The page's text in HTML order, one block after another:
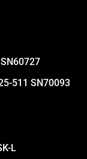
511 SN70093
L